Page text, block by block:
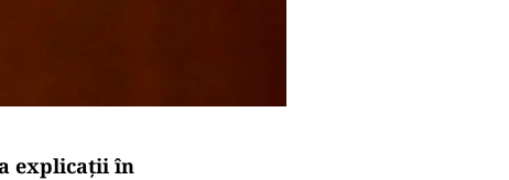
explicații în